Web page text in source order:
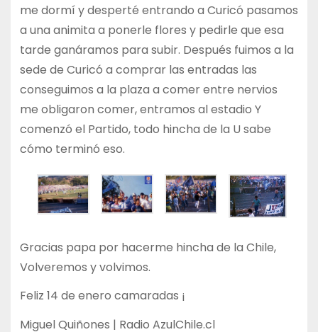
me dormí y desperté entrando a Curicó pasamos
a una animita a ponerle flores y pedirle que esa
tarde ganáramos para subir. Después fuimos a la
sede de Curicó a comprar las entradas las
conseguimos a la plaza a comer entre nervios
me obligaron comer, entramos al estadio Y
comenzó el Partido, todo hincha de la U sabe
cómo terminó eso.
Gracias papa por hacerme hincha de la Chile,
Volveremos y volvimos.
Feliz 14 de enero camaradas ¡
Miguel Quiñones | Radio AzulChile.cl